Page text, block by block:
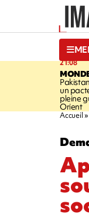
21:08
un
pleine
Orient
Accueil